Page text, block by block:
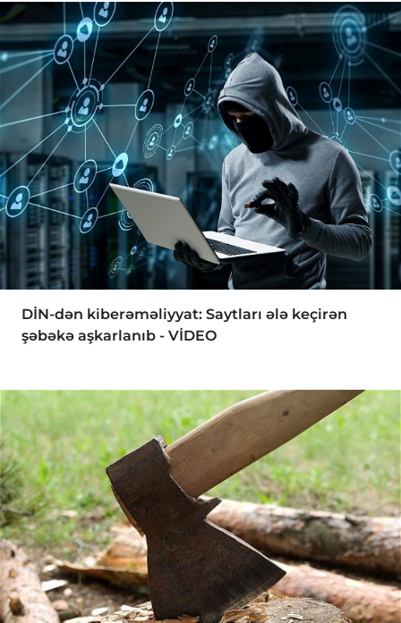
DİN-dən kiberəməliyyat: Saytları ələ keçirən
şəbəkə aşkarlanıb - VİDEO